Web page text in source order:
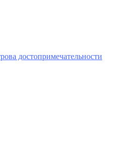
достопримечательности